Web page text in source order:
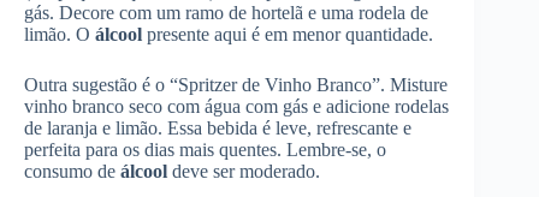
gás. Decore com um ramo de hortelã e uma rodela de
limão. O álcool presente aqui é em menor quantidade.
Outra sugestão é o “Spritzer de Vinho Branco”. Misture
vinho branco seco com água com gás e adicione rodelas
de laranja e limão. Essa bebida é leve, refrescante e
perfeita para os dias mais quentes. Lembre-se, o
consumo de álcool deve ser moderado.